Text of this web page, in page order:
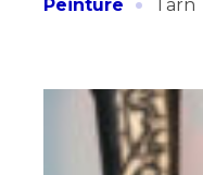
Peinture Tarn